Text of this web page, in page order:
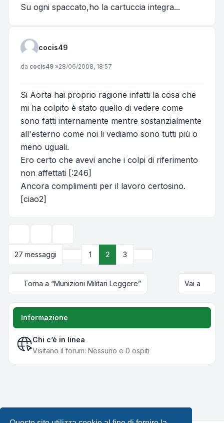
Su ogni spaccato,ho la cartuccia integra...
cocis49
Messaggio
da cocis49 »28/06/2008, 18:57
Si Aorta hai proprio ragione infatti la cosa che
mi ha colpito è stato quello di vedere come
sono fatti internamente mentre sostanzialmente
all'esterno come noi li vediamo sono tutti più o
meno uguali.
Ero certo che avevi anche i colpi di riferimento
non affettati [:246]
Ancora complimenti per il lavoro certosino.
[ciao2]
27 messaggi
Precedente
1 2 3
Torna a “Munizioni Militari Leggere” Vai a
Informazione
Chi c’è in linea
Visitano il forum: Nessuno e 0 ospiti